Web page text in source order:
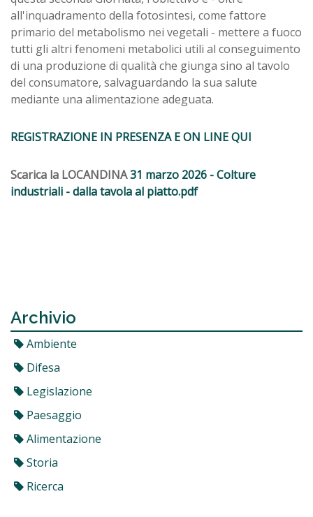
all'inquadramento della fotosintesi, come fattore
primario del metabolismo nei vegetali - mettere a fuoco
tutti gli altri fenomeni metabolici utili al conseguimento
di una produzione di qualità che giunga sino al tavolo
del consumatore, salvaguardando la sua salute
mediante una alimentazione adeguata.
REGISTRAZIONE IN PRESENZA E ON LINE QUI
Scarica la LOCANDINA31 marzo 2026 - Colture
industriali - dalla tavola al piatto.pdf
Archivio
Ambiente
Difesa
Legislazione
Paesaggio
Alimentazione
Storia
Ricerca